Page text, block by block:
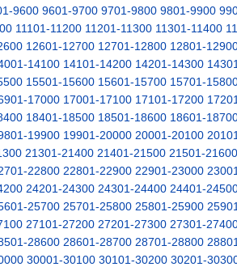
9600 9601-9700 9701-9800 9801-9900
11101-11200 11201-11300 11301-11400
12601-12700 12701-12800 12801-
14100 14101-14200 14201-14300
15501-15600 15601-15700 15701-
17000 17001-17100 17101-17200
18401-18500 18501-18600 18601-
19900 19901-20000 20001-20100
21301-21400 21401-21500 21501-21600
22800 22801-22900 22901-23000
24201-24300 24301-24400 24401-
25700 25701-25800 25801-25900
27101-27200 27201-27300 27301-
28600 28601-28700 28701-28800
30001-30100 30101-30200 30201-